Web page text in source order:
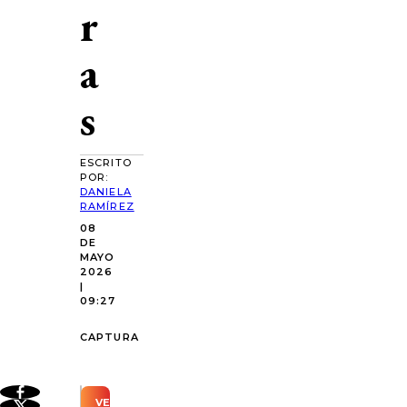
r
a
s
ESCRITO
POR:
DANIELA
RAMÍREZ
08
DE
MAYO
2026
|
09:27
CAPTURA
VER